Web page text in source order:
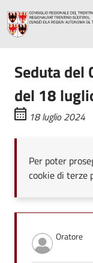
Seduta del
del 18
18 luglio 2024
Per poter
cookie di terze
Oratore